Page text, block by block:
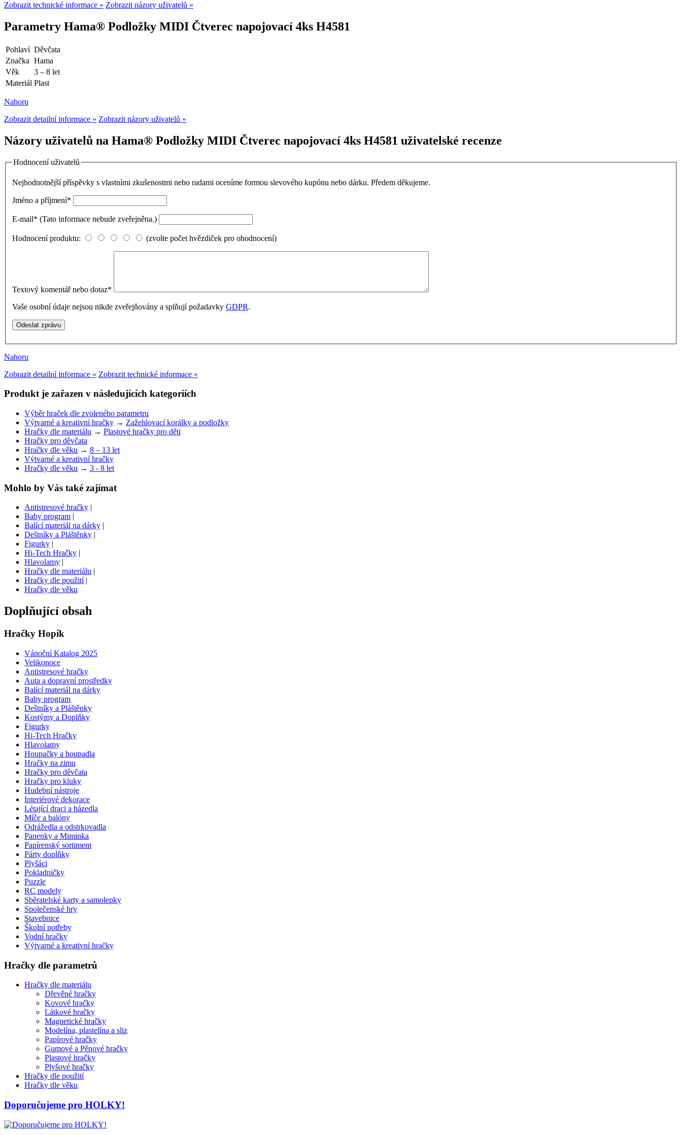
Zobrazit technické informace » Zobrazit názory uživatelů »
Parametry Hama® Podložky MIDI Čtverec napojovací 4ks H4581
Pohlaví Děvčata
Značka Hama
Věk
3 – 8 let
Materiál Plast
Nahoru
Zobrazit detailní informace » Zobrazit názory uživatelů »
Názory uživatelů na Hama® Podložky MIDI Čtverec napojovací 4ks H4581 uživatelské recenze
Hodnocení uživatelů
Nejhodnotnější příspěvky s vlastními zkušenostmi nebo radami oceníme formou slevového kupónu nebo dárku. Předem děkujeme.
Jméno a příjmení*
E-mail* (Tato informace nebude zveřejněna.)
Hodnocení produktu: (zvolte počet hvězdiček pro ohodnocení)
Textový komentář nebo dotaz*
Vaše osobní údaje nejsou nikde zveřejňovány a splňují požadavky GDPR.
Nahoru
Zobrazit detailní informace » Zobrazit technické informace »
Produkt je zařazen v následujících kategoriích
Výběr hraček dle zvoleného parametru
Výtvarné a kreativní hračky → Zažehlovací korálky a podložky
Hračky dle materiálu → Plastové hračky pro děti
Hračky pro děvčata
Hračky dle věku → 8 – 13 let
Výtvarné a kreativní hračky
Hračky dle věku → 3 - 8 let
Mohlo by Vás také zajímat
Antistresové hračky |
Baby program |
Balící materiál na dárky |
Deštníky a Pláštěnky |
Figurky |
Hi-Tech Hračky |
Hlavolamy |
Hračky dle materiálu |
Hračky dle použití|
Hračky dle věku
Doplňující obsah
Hračky Hopík
Vánoční Katalog 2025
Velikonoce
Antistresové hračky
Auta a dopravní prostředky
Balící materiál na dárky
Baby program
Deštníky a Pláštěnky
Kostýmy a Doplňky
Figurky
Hi-Tech Hračky
Hlavolamy
Houpačky a houpadla
Hračky na zimu
Hračky pro děvčata
Hračky pro kluky
Hudební nástroje
Interiérové dekorace
Létající draci a házedla
Míče a balóny
Odrážedla a odstrkovadla
Panenky a Miminka
Papírenský sortiment
Párty doplňky
Plyšáci
Pokladničky
Puzzle
RC modely
Sběratelské karty a samolepky
Společenské hry
Stavebnice
Školní potřeby
Vodní hračky
Výtvarné a kreativní hračky
Hračky dle parametrů
Hračky dle materiálu
Dřevěné hračky
Kovové hračky
Látkové hračky
Magnetické hračky
Modelína, plastelína a sliz
Papírové hračky
Gumové a Pěnové hračky
Plastové hračky
Plyšové hračky
Hračky dle použití
Hračky dle věku
Doporučujeme pro HOLKY!